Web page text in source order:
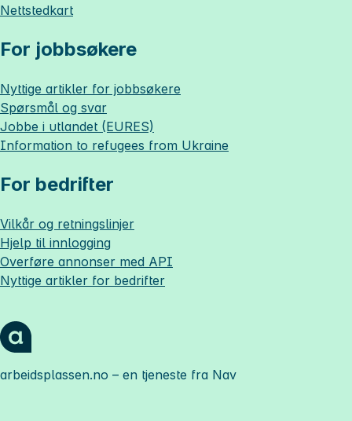
Nettstedkart
For jobbsøkere
Nyttige artikler for jobbsøkere
Spørsmål og svar
Jobbe i utlandet (EURES)
Information to refugees from Ukraine
For bedrifter
Vilkår og retningslinjer
Hjelp til innlogging
Overføre annonser med API
Nyttige artikler for bedrifter
arbeidsplassen.no – en tjeneste fra Nav